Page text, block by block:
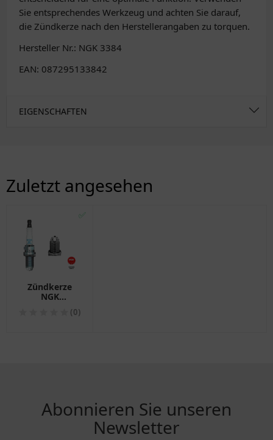
Sie entsprechendes Werkzeug und achten Sie darauf,
die Zündkerze nach den Herstellerangaben zu torquen.
Hersteller Nr.: NGK 3384
EAN: 087295133842
EIGENSCHAFTEN
Zuletzt angesehen
✅
Zündkerze
NGK
BKR6ETUC für
Motorräder(0)
Abonnieren Sie unseren
Newsletter